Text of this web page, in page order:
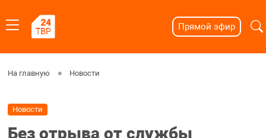
Прямой эфир
На главную Новости
Новости
Без отрыва от службы